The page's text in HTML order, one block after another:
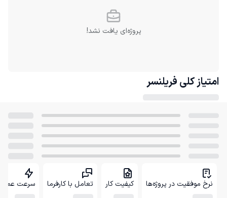
پروژه‌ای یافت نشد!
امتیاز کلی فریلنسر
نرخ موفقیت در پروژه‌ها کیفیت کار تعامل با کارفرما سرعت عمل